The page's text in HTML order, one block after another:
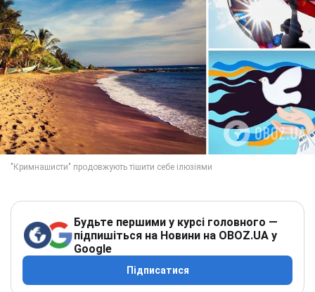
Будьте першими у курсі головного —
підпишіться на Новини на OBOZ.UA у
Google
Підписатися